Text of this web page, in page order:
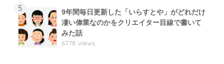
5
9年間毎日更新した「いらすとや」がどれだけ
凄い偉業なのかをクリエイター目線で書いて
みた話
6778 views